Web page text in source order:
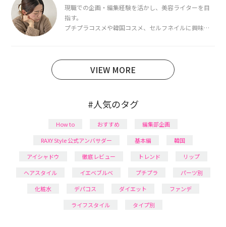
現職での企画・編集経験を活かし、美容ライターを目
指す。
プチプラコスメや韓国コスメ、セルフネイルに興味が
日本化粧品検定1級保有。
VIEW MORE
#人気のタグ
How to おすすめ
編集部企画
RAXY Style 公式アンバサダー
基本編
韓国
アイシャドウ
徹底レビュー トレンド
リップ
ヘアスタイル
イエベブルベ プチプラ
パーツ別
化粧水
デパコス ダイエット
ファンデ
ライフスタイル
タイプ別